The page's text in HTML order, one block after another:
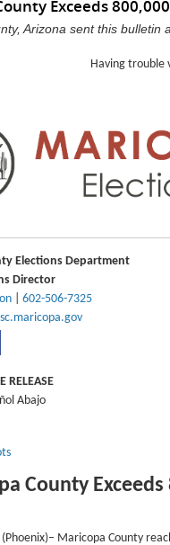
Exceeds
Arizona sent this bulletin
Having trouble
Elections Department
Director
602-506-7325
RELEASE
Abajo
County
(Phoenix)– Maricopa County